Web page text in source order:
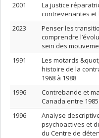
2001
La justice
contrevenantes
2023
Penser les
comprendre
sein des
1991
Les motards
histoire de la
1968 à 1988
1996
Contrebande et
Canada entre
1996
Analyse
psychoactives et
du Centre de